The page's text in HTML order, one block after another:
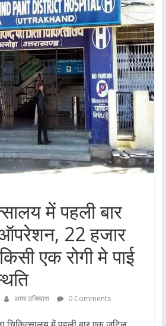
में पहली बार
22 हजार
एक रोगी मे पाई
अमर उजियारा 0 Comments